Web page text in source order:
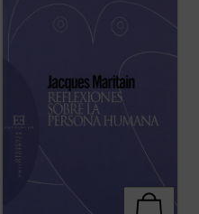
cósmicas, étnicas, históricas, a cuyas ...